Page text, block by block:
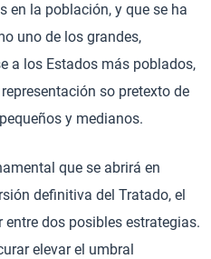
en la población, y que se ha
uno de los grandes,
a los Estados más poblados,
so pretexto de
y medianos.
que se abrirá en
definitiva del Tratado, el
dos posibles estrategias.
elevar el umbral